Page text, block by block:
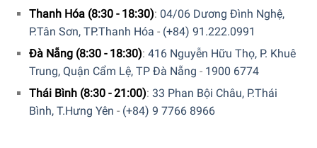
Thanh Hóa (8:30 - 18:30): 04/06 Dương Đình Nghệ,
P.Tân Sơn, TP.Thanh Hóa - (+84) 91.222.0991
Đà Nẵng (8:30 - 18:30): 416 Nguyễn Hữu Thọ, P. Khuê
Trung, Quận Cẩm Lệ, TP Đà Nẵng - 1900 6774
Thái Bình (8:30 - 21:00): 33 Phan Bội Châu, P.Thái
Bình, T.Hưng Yên - (+84) 9 7766 8966